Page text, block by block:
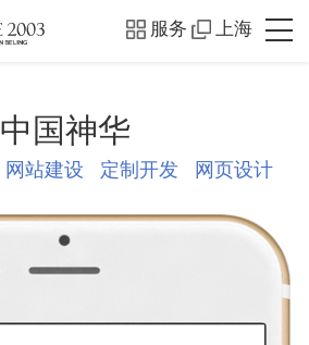
服务 上海
中国神华
网站建设 定制开发 网页设计